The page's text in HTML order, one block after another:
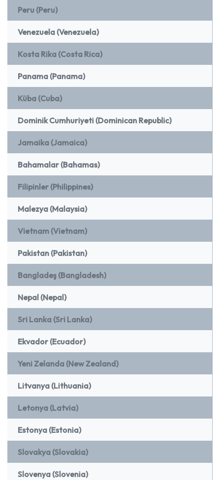
Peru (Peru)
Venezuela (Venezuela)
Kosta Rika (Costa Rica)
Panama (Panama)
Küba (Cuba)
Dominik Cumhuriyeti (Dominican Republic)
Jamaika (Jamaica)
Bahamalar (Bahamas)
Filipinler (Philippines)
Malezya (Malaysia)
Vietnam (Vietnam)
Pakistan (Pakistan)
Bangladeş (Bangladesh)
Nepal (Nepal)
Sri Lanka (Sri Lanka)
Ekvador (Ecuador)
Yeni Zelanda (New Zealand)
Litvanya (Lithuania)
Letonya (Latvia)
Estonya (Estonia)
Slovakya (Slovakia)
Slovenya (Slovenia)